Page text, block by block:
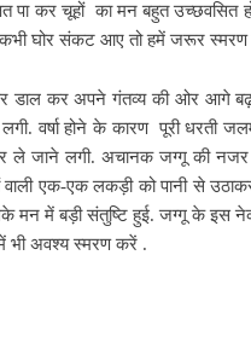
पा कर चूहों का मन बहुत
घोर संकट आए तो हमें जरूर स्मरण
डाल कर अपने गंतव्य की ओर
वर्षा होने के कारण पूरी धरती
जाने लगी. अचानक जग्गू की नजर
एक-एक लकड़ी को पानी से
मन में बड़ी संतुष्टि हुई. जग्गू के इस
भी अवश्य स्मरण करें .